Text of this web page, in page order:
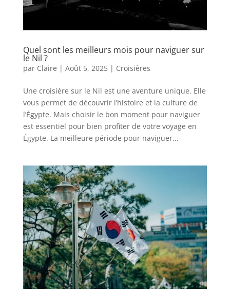
Quel sont les meilleurs mois pour naviguer sur
le Nil ?
par Claire | Août 5, 2025| Croisières
Une croisière sur le Nil est une aventure unique. Elle
vous permet de découvrir l’histoire et la culture de
l’Égypte. Mais choisir le bon moment pour naviguer
est essentiel pour bien profiter de votre voyage en
Égypte. La meilleure période pour naviguer...